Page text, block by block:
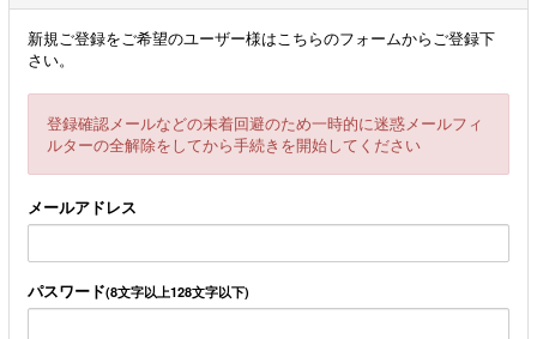
新規ご登録をご希望のユーザー様はこちらのフォームからご登録下
さい。
登録確認メールなどの未着回避のため一時的に迷惑メールフィ
ルターの全解除をしてから手続きを開始してください
メールアドレス
パスワード(8文字以上128文字以下)